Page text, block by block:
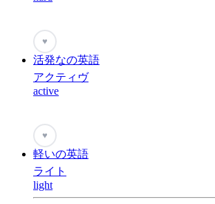
♥
活発なの英語
アクティヴ
active
♥
軽いの英語
ライト
light